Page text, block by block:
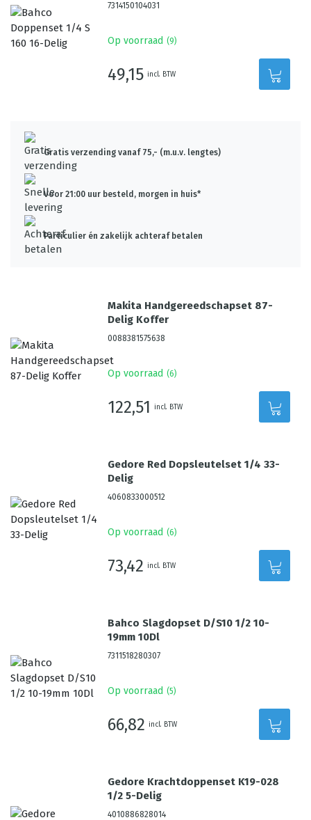
7314150104031
Op voorraad (9)
49,15 incl. BTW
Gratis verzending vanaf 75,- (m.u.v. lengtes)
Voor 21:00 uur besteld, morgen in huis*
Particulier én zakelijk achteraf betalen
Makita Handgereedschapset 87-
Delig Koffer
0088381575638
Op voorraad (6)
122,51 incl. BTW
Gedore Red Dopsleutelset 1/4 33-
Delig
4060833000512
Op voorraad (6)
73,42 incl. BTW
Bahco Slagdopset D/S10 1/2 10-
19mm 10Dl
7311518280307
Op voorraad (5)
66,82 incl. BTW
Gedore Krachtdoppenset K19-028
1/2 5-Delig
4010886828014